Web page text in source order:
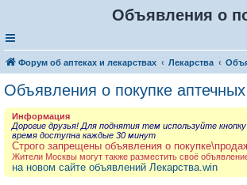
Объявления о
Форум об аптеках и лекарствах Лекарства
Объявления о покупке
Информация
Дорогие друзья! Для поднятия тем используйте
время доступна каждые 30 минут
Строго запрещены объявления о
Жители Москвы могут также разместить своё
на новом сайте объявлений Лекарства.win